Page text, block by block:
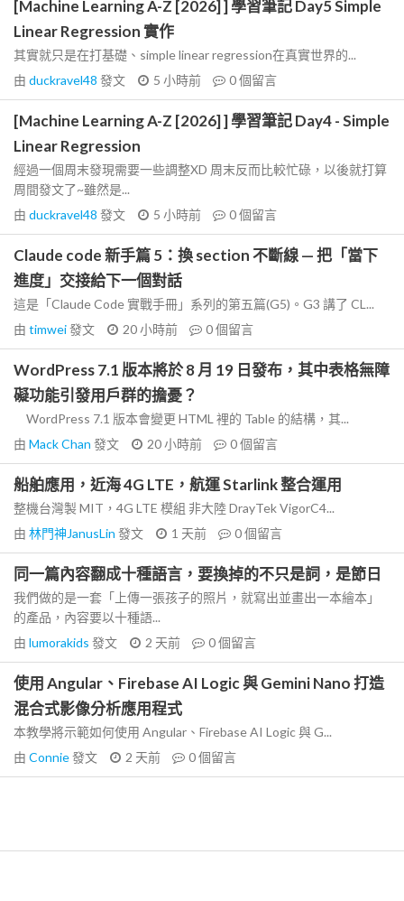
[Machine Learning A-Z [2026] ] 學習筆記 Day5 Simple
Linear Regression 實作
其實就只是在打基礎、simple linear regression在真實世界的...
由 duckravel48 發文 5 小時前 0個留言
[Machine Learning A-Z [2026] ] 學習筆記 Day4 - Simple
Linear Regression
經過一個周末發現需要一些調整XD 周末反而比較忙碌，以後就打算
周間發文了~雖然是...
由 duckravel48 發文 5 小時前 0個留言
Claude code 新手篇 5：換 section 不斷線 — 把「當下
進度」交接給下一個對話
這是「Claude Code 實戰手冊」系列的第五篇(G5)。G3 講了 CL...
由 timwei發文 20 小時前 0個留言
WordPress 7.1 版本將於 8 月 19 日發布，其中表格無障
礙功能引發用戶群的擔憂？
WordPress 7.1 版本會變更 HTML 裡的 Table 的結構，其...
由 Mack Chan 發文 20 小時前 0個留言
船舶應用，近海 4G LTE，航運 Starlink 整合運用
整機台灣製 MIT，4G LTE 模組 非大陸 DrayTek VigorC4...
由 林門神JanusLin 發文 1 天前 0個留言
同一篇內容翻成十種語言，要換掉的不只是詞，是節日
我們做的是一套「上傳一張孩子的照片，就寫出並畫出一本繪本」
的產品，內容要以十種語...
由 lumorakids 發文 2 天前 0個留言
使用 Angular、Firebase AI Logic 與 Gemini Nano 打造
混合式影像分析應用程式
本教學將示範如何使用 Angular、Firebase AI Logic 與 G...
由 Connie發文 2 天前 0個留言